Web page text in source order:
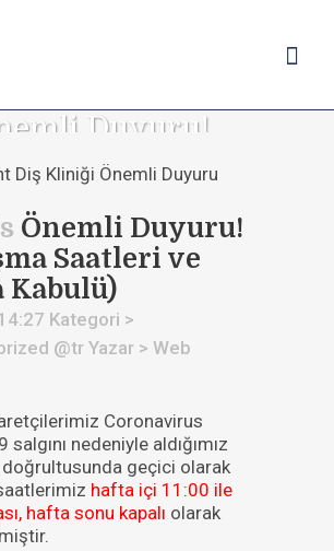
Duyuru!
Saatleri ve
Hasta Kabulü)
Önemli Duyuru!
Saatleri ve
Kabulü)
Kategori >
@trYazar > Web
Coronavirus
salgını nedeniyle aldığımız
geçici olarak
hafta içi 11:00 ile
hafta sonu kapalı olarak